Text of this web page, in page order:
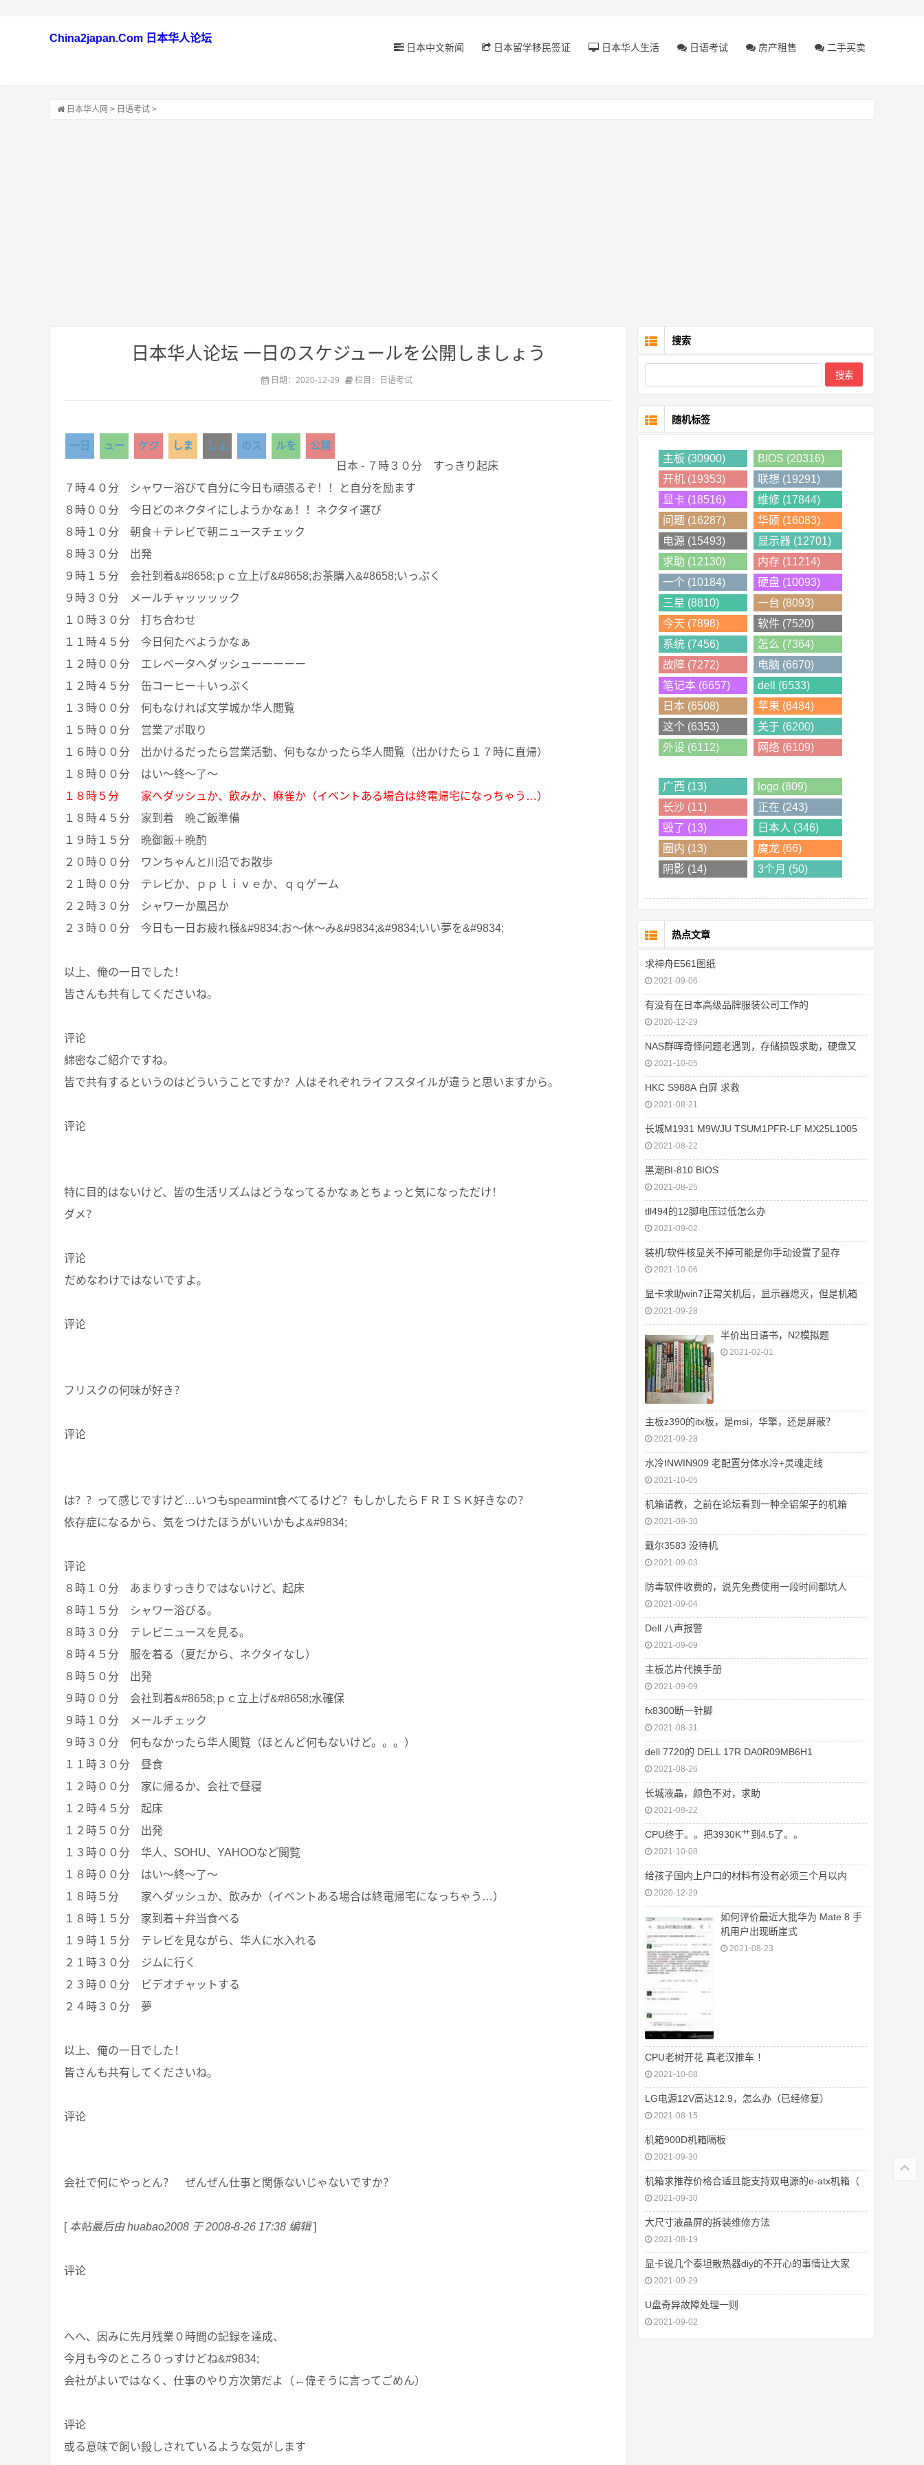
China2japan.Com 日本华人论坛
日本中文新闻 日本留学移民签证 日本华人生活 日语考试 房产租售 二手买卖
日本华人网 > 日语考试 >
日本华人论坛 一日のスケジュールを公開しましょう
日期：2020-12-29 栏目：日语考试
一日 ュー ケジ しま しょ のス ルを
公開
日本 - ７時３０分 すっきり起床
７時４０分 シャワー浴びて自分に今日も頑張るぞ！！と自分を励ます
８時００分 今日どのネクタイにしようかなぁ！！ネクタイ選び
８時１０分 朝食＋テレビで朝ニュースチェック
８時３０分 出発
９時１５分 会社到着&#8658;ｐｃ立上げ&#8658;お茶購入&#8658;いっぷく
９時３０分 メールチャッッッック
１０時３０分 打ち合わせ
１１時４５分 今日何たべようかなぁ
１２時００分 エレベータへダッシューーーーー
１２時４５分 缶コーヒー＋いっぷく
１３時００分 何もなければ文学城か华人閲覧
１５時００分 営業アポ取り
１６時００分 出かけるだったら営業活動、何もなかったら华人閲覧（出かけたら１７時に直帰）
１８時００分 はい～終～了～
１８時５分 家へダッシュか、飲みか、麻雀か（イベントある場合は終電帰宅になっちゃう…）
１８時４５分 家到着 晩ご飯準備
１９時１５分 晩御飯＋晩酌
２０時００分 ワンちゃんと川沿でお散歩
２１時００分 テレビか、ｐｐｌｉｖｅか、ｑｑゲーム
２２時３０分 シャワーか風呂か
２３時００分 今日も一日お疲れ様&#9834;お～休～み&#9834;&#9834;いい夢を&#9834;
以上、俺の一日でした！
皆さんも共有してくださいね。
评论
綿密なご紹介ですね。
皆で共有するというのはどういうことですか？人はそれぞれライフスタイルが違うと思いますから。
评论
特に目的はないけど、皆の生活リズムはどうなってるかなぁとちょっと気になっただけ！
ダメ？
评论
だめなわけではないですよ。
评论
フリスクの何味が好き？
评论
は？？って感じですけど…いつもspearmint食べてるけど？もしかしたらＦＲＩＳＫ好きなの？
依存症になるから、気をつけたほうがいいかもよ&#9834;
评论
８時１０分 あまりすっきりではないけど、起床
８時１５分 シャワー浴びる。
８時３０分 テレビニュースを見る。
８時４５分 服を着る（夏だから、ネクタイなし）
８時５０分 出発
９時００分 会社到着&#8658;ｐｃ立上げ&#8658;水確保
９時１０分 メールチェック
９時３０分 何もなかったら华人閲覧（ほとんど何もないけど。。。）
１１時３０分 昼食
１２時００分 家に帰るか、会社で昼寝
１２時４５分 起床
１２時５０分 出発
１３時００分 华人、SOHU、YAHOOなど閲覧
１８時００分 はい～終～了～
１８時５分 家へダッシュか、飲みか（イベントある場合は終電帰宅になっちゃう…）
１８時１５分 家到着＋弁当食べる
１９時１５分 テレビを見ながら、华人に水入れる
２１時３０分 ジムに行く
２３時００分 ビデオチャットする
２４時３０分 夢
以上、俺の一日でした！
皆さんも共有してくださいね。
评论
会社で何にやっとん？ ぜんぜん仕事と関係ないじゃないですか？
[本帖最后由 huabao2008 于 2008-8-26 17:38 编辑]
评论
へへ、因みに先月残業０時間の記録を達成、
今月も今のところ０っすけどね&#9834;
会社がよいではなく、仕事のやり方次第だよ（←偉そうに言ってごめん）
评论
或る意味で飼い殺しされているような気がします
搜索
随机标签
主板 (30900)
BIOS (20316)
开机 (19353)
联想 (19291)
显卡 (18516)
维修 (17844)
问题 (16287)
华硕 (16083)
电源 (15493)
显示器 (12701)
求助 (12130)
内存 (11214)
一个 (10184)
硬盘 (10093)
三星 (8810)
一台 (8093)
今天 (7898)
软件 (7520)
系统 (7456)
怎么 (7364)
故障 (7272)
电脑 (6670)
笔记本 (6657)
dell (6533)
日本 (6508)
苹果 (6484)
这个 (6353)
关于 (6200)
外设 (6112)
网络 (6109)
广西 (13)
logo (809)
长沙 (11)
正在 (243)
毁了 (13)
日本人 (346)
圈内 (13)
魔龙 (66)
阴影 (14)
3个月 (50)
热点文章
求神舟E561图纸
2021-09-06
有没有在日本高级品牌服装公司工作的
2020-12-29
NAS群晖奇怪问题老遇到，存储损毁求助，硬盘又
2021-10-05
HKC S988A 白屏 求救
2021-08-21
长城M1931 M9WJU TSUM1PFR-LF MX25L1005
2021-08-22
黑潮BI-810 BIOS
2021-08-25
tll494的12脚电压过低怎么办
2021-09-02
装机/软件核显关不掉可能是你手动设置了显存
2021-10-06
显卡求助win7正常关机后，显示器熄灭，但是机箱
2021-09-28
半价出日语书，N2模拟题
2021-02-01
主板z390的itx板，是msi，华擎，还是屏蔽？
2021-09-28
水冷INWIN909 老配置分体水冷+灵魂走线
2021-10-05
机箱请教，之前在论坛看到一种全铝架子的机箱
2021-09-30
戴尔3583 没待机
2021-09-03
防毒软件收费的，说先免费使用一段时间都坑人
2021-09-04
Dell 八声报警
2021-09-09
主板芯片代换手册
2021-09-09
fx8300断一针脚
2021-08-31
dell 7720的 DELL 17R DA0R09MB6H1
2021-08-26
长城液晶，颜色不对，求助
2021-08-22
CPU终于。。把3930K艹到4.5了。。
2021-10-08
给孩子国内上户口的材料有没有必须三个月以内
2020-12-29
如何评价最近大批华为 Mate 8 手
机用户出现断崖式
2021-08-23
CPU老树开花 真老汉推车 ！
2021-10-08
LG电源12V高达12.9，怎么办（已经修复）
2021-08-15
机箱900D机箱隔板
2021-09-30
机箱求推荐价格合适且能支持双电源的e-atx机箱（
2021-09-30
大尺寸液晶屏的拆装维修方法
2021-08-19
显卡说几个泰坦散热器diy的不开心的事情让大家
2021-09-29
U盘奇异故障处理一则
2021-09-02